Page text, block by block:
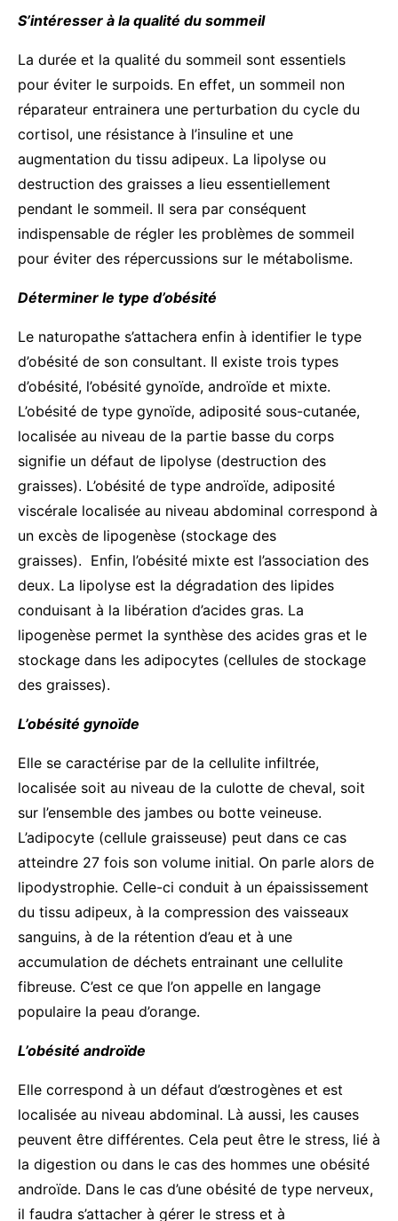
S’intéresser à la qualité du sommeil
La durée et la qualité du sommeil sont essentiels
pour éviter le surpoids. En effet, un sommeil non
réparateur entrainera une perturbation du cycle du
cortisol, une résistance à l’insuline et une
augmentation du tissu adipeux. La lipolyse ou
destruction des graisses a lieu essentiellement
pendant le sommeil. Il sera par conséquent
indispensable de régler les problèmes de sommeil
pour éviter des répercussions sur le métabolisme.
Déterminer le type d’obésité
Le naturopathe s’attachera enfin à identifier le type
d’obésité de son consultant. Il existe trois types
d’obésité, l’obésité gynoïde, androïde et mixte.
L’obésité de type gynoïde, adiposité sous-cutanée,
localisée au niveau de la partie basse du corps
signifie un défaut de lipolyse (destruction des
graisses). L’obésité de type androïde, adiposité
viscérale localisée au niveau abdominal correspond à
un excès de lipogenèse (stockage des
graisses). Enfin, l’obésité mixte est l’association des
deux. La lipolyse est la dégradation des lipides
conduisant à la libération d’acides gras. La
lipogenèse permet la synthèse des acides gras et le
stockage dans les adipocytes (cellules de stockage
des graisses).
L’obésité gynoïde
Elle se caractérise par de la cellulite infiltrée,
localisée soit au niveau de la culotte de cheval, soit
sur l’ensemble des jambes ou botte veineuse.
L’adipocyte (cellule graisseuse) peut dans ce cas
atteindre 27 fois son volume initial. On parle alors de
lipodystrophie. Celle-ci conduit à un épaississement
du tissu adipeux, à la compression des vaisseaux
sanguins, à de la rétention d’eau et à une
accumulation de déchets entrainant une cellulite
fibreuse. C’est ce que l’on appelle en langage
populaire la peau d’orange.
L’obésité androïde
Elle correspond à un défaut d’œstrogènes et est
localisée au niveau abdominal. Là aussi, les causes
peuvent être différentes. Cela peut être le stress, lié à
la digestion ou dans le cas des hommes une obésité
androïde. Dans le cas d’une obésité de type nerveux,
il faudra s’attacher à gérer le stress et à